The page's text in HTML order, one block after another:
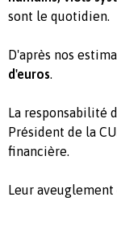
sont le quotidien.
D'après nos
d'euros.
La responsabilité
Président de la
financière.
Leur